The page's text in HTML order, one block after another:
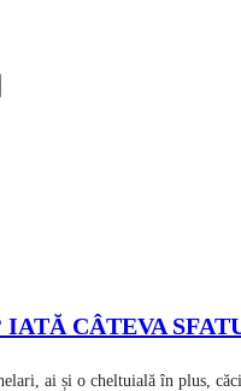
CÂTEVA
în plus, căci o